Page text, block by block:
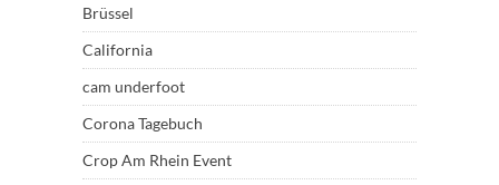
Brüssel
California
cam underfoot
Corona Tagebuch
Crop Am Rhein Event